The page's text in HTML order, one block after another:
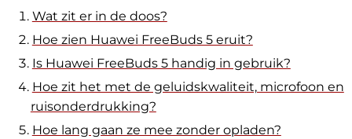
Wat zit er in de doos?
Hoe zien Huawei FreeBuds 5 eruit?
Is Huawei FreeBuds 5 handig in gebruik?
Hoe zit het met de geluidskwaliteit, microfoon en
ruisonderdrukking?
Hoe lang gaan ze mee zonder opladen?